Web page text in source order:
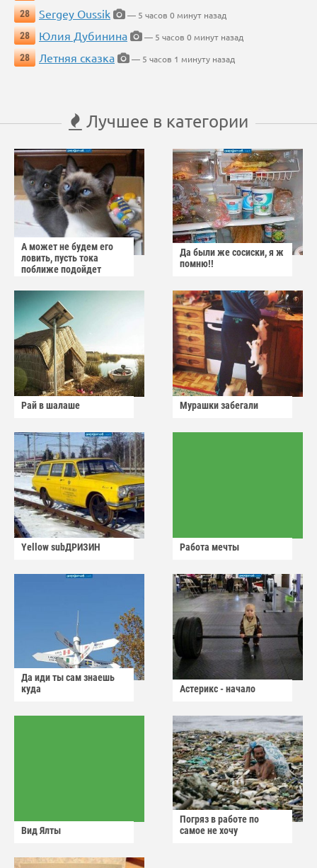
28
Sergey Oussik
— 5 часов 0 минут назад
28
Юлия Дубинина
— 5 часов 0 минут назад
28
Летняя сказка — 5 часов 1 минуту назад
Лучшее в категории
А может не будем его
ловить, пусть тока
поближе подойдет
Да были же сосиски, я ж
помню!!
Рай в шалаше Мурашки забегали
Yellow subДРИЗИН Работа мечты
Да иди ты сам знаешь
куда
Астерикс - начало
Вид Ялты
Погряз в работе по
самое не хочу